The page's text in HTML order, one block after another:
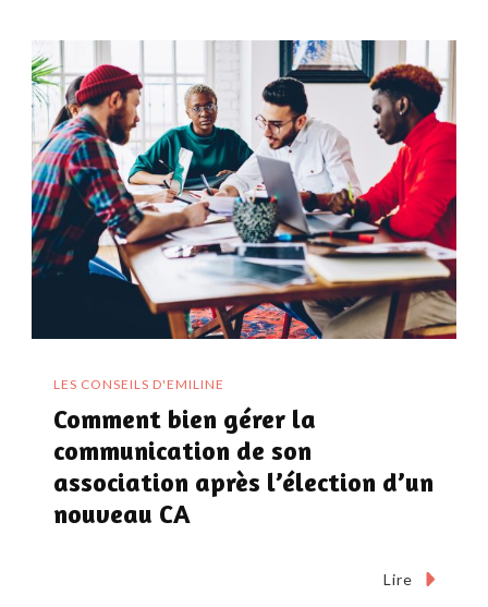
LES CONSEILS D'EMILINE
Comment bien gérer la
communication de son
association après l’élection d’un
nouveau CA
Lire